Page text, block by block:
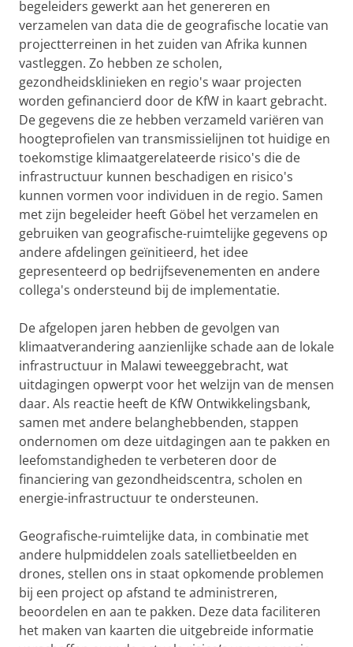
begeleiders gewerkt aan het genereren en
verzamelen van data die de geografische locatie van
projectterreinen in het zuiden van Afrika kunnen
vastleggen. Zo hebben ze scholen,
gezondheidsklinieken en regio's waar projecten
worden gefinancierd door de KfW in kaart gebracht.
De gegevens die ze hebben verzameld variëren van
hoogteprofielen van transmissielijnen tot huidige en
toekomstige klimaatgerelateerde risico's die de
infrastructuur kunnen beschadigen en risico's
kunnen vormen voor individuen in de regio. Samen
met zijn begeleider heeft Göbel het verzamelen en
gebruiken van geografische-ruimtelijke gegevens op
andere afdelingen geïnitieerd, het idee
gepresenteerd op bedrijfsevenementen en andere
collega's ondersteund bij de implementatie.
De afgelopen jaren hebben de gevolgen van
klimaatverandering aanzienlijke schade aan de lokale
infrastructuur in Malawi teweeggebracht, wat
uitdagingen opwerpt voor het welzijn van de mensen
daar. Als reactie heeft de KfW Ontwikkelingsbank,
samen met andere belanghebbenden, stappen
ondernomen om deze uitdagingen aan te pakken en
leefomstandigheden te verbeteren door de
financiering van gezondheidscentra, scholen en
energie-infrastructuur te ondersteunen.
Geografische-ruimtelijke data, in combinatie met
andere hulpmiddelen zoals satellietbeelden en
drones, stellen ons in staat opkomende problemen
bij een project op afstand te administreren,
beoordelen en aan te pakken. Deze data faciliteren
het maken van kaarten die uitgebreide informatie